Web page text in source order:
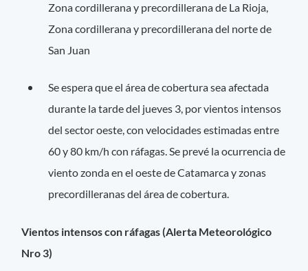
Zona cordillerana y precordillerana de La Rioja,
Zona cordillerana y precordillerana del norte de
San Juan
Se espera que el área de cobertura sea afectada
durante la tarde del jueves 3, por vientos intensos
del sector oeste, con velocidades estimadas entre
60 y 80 km/h con ráfagas. Se prevé la ocurrencia de
viento zonda en el oeste de Catamarca y zonas
precordilleranas del área de cobertura.
Vientos intensos con ráfagas (Alerta Meteorológico
Nro 3)